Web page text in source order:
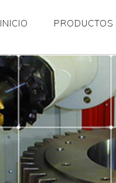
INICIO PRODUCTOS